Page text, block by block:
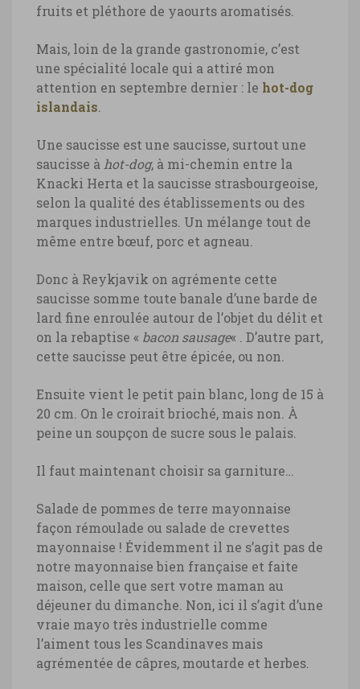
fruits et pléthore de yaourts aromatisés.
Mais, loin de la grande gastronomie, c’est
une spécialité locale qui a attiré mon
attention en septembre dernier : le hot-dog
islandais
Une saucisse est une saucisse, surtout une
saucisse à hot-dog, à mi-chemin entre la
Knacki Herta et la saucisse strasbourgeoise,
selon la qualité des établissements ou des
marques industrielles. Un mélange tout de
même entre bœuf, porc et agneau.
Donc à Reykjavik on agrémente cette
saucisse somme toute banale d’une barde de
lard fine enroulée autour de l’objet du délit et
on la rebaptise « bacon sausage« . D’autre part,
cette saucisse peut être épicée, ou non.
Ensuite vient le petit pain blanc, long de 15 à
20 cm. On le croirait brioché, mais non. À
peine un soupçon de sucre sous le palais.
Il faut maintenant choisir sa garniture…
Salade de pommes de terre mayonnaise
façon rémoulade ou salade de crevettes
mayonnaise ! Évidemment il ne s’agit pas de
notre mayonnaise bien française et faite
maison, celle que sert votre maman au
déjeuner du dimanche. Non, ici il s’agit d’une
vraie mayo très industrielle comme
l’aiment tous les Scandinaves mais
agrémentée de câpres, moutarde et herbes.